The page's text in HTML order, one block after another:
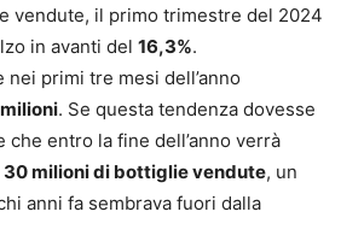
vendute, il primo trimestre del 2024
in avanti del 16,3%.
primi tre mesi dell’anno
. Se questa tendenza dovesse
entro la fine dell’anno verrà
30 milioni di bottiglie vendute, un
anni fa sembrava fuori dalla